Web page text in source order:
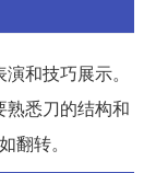
和技巧展示。
熟悉刀的结构和
翻转。